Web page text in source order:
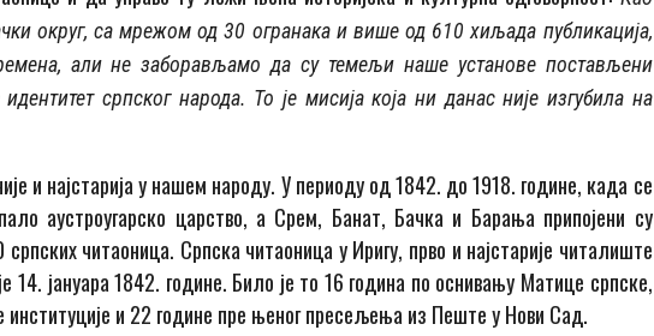
округ, са мрежом од 30 огранака и више од 610 хиљада публикација,
али не заборављамо да су темељи наше установе постављени
српског народа. То је мисија која ни данас није изгубила на
и најстарија у нашем народу. У периоду од 1842. до 1918. године, када се
аустроугарско царство, а Срем, Банат, Бачка и Барања припојени су
читаоница. Српска читаоница у Иригу, прво и најстарије читалиште
14. јануара 1842. године. Било је то 16 година по оснивању Матице српске,
институције и 22 године пре њеног пресељења из Пеште у Нови Сад.